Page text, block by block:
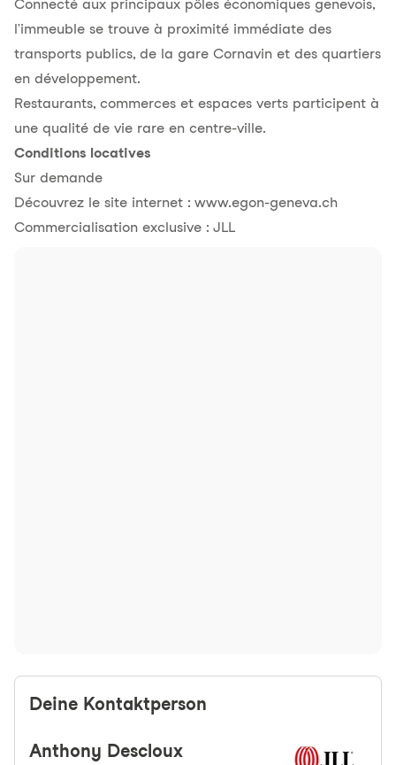
Connecté aux principaux pôles économiques genevois,
l’immeuble se trouve à proximité immédiate des
transports publics, de la gare Cornavin et des quartiers
en développement.
Restaurants, commerces et espaces verts participent à
une qualité de vie rare en centre-ville.
Conditions locatives
Sur demande
Découvrez le site internet : www.egon-geneva.ch
Commercialisation exclusive : JLL
Deine Kontaktperson
Anthony Descloux